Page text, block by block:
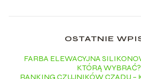
OSTATNIE
FARBA ELEWACYJNA
KTÓRĄ WYBRAĆ?
RANKING CZUJNIKÓW CZADU –